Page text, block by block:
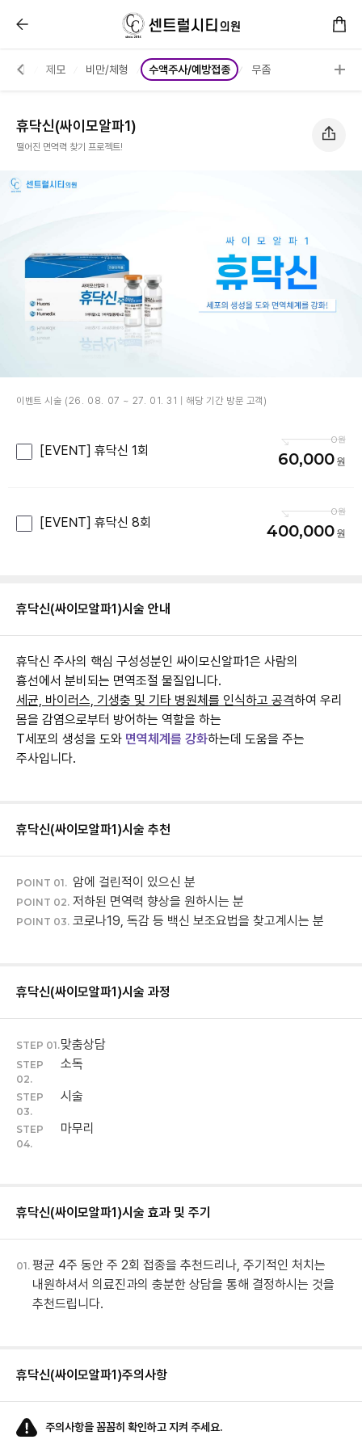
휴닥신(싸이모알파1) :: 센트럴시티의원
관리 제모 비만/체형 수액주사/예방접종 무좀
휴닥신(싸이모알파1)
떨어진 면역력 찾기 프로젝트!
휴닥신(싸이모알파1)시술 안내
휴닥신 주사의 핵심 구성성분인 싸이모신알파1은 사람의
흉선에서 분비되는 면역조절 물질입니다.
세균, 바이러스, 기생충 및 기타 병원체를 인식하고 공격하여 우리
몸을 감염으로부터 방어하는 역할을 하는
T세포의 생성을 도와 면역체계를 강화하는데 도움을 주는
주사입니다.
휴닥신(싸이모알파1)시술 추천
POINT 01. 암에 걸린적이 있으신 분
POINT 02. 저하된 면역력 향상을 원하시는 분
POINT 03. 코로나19, 독감 등 백신 보조요법을 찾고계시는 분
휴닥신(싸이모알파1)시술 과정
STEP 01.맞춤상담
STEP
02.
소독
STEP
03.
시술
STEP
04.
마무리
휴닥신(싸이모알파1)시술 효과 및 주기
01. 평균 4주 동안 주 2회 접종을 추천드리나, 주기적인 처치는
내원하셔서 의료진과의 충분한 상담을 통해 결정하시는 것을
추천드립니다.
휴닥신(싸이모알파1)주의사항
주의사항을 꼼꼼히 확인하고 지켜 주세요.
이벤트 시술 (26. 08. 07 ~ 27. 01. 31 | 해당 기간 방문 고객)
[EVENT] 휴닥신 1회
0
60,000
[EVENT] 휴닥신 8회
0
400,000